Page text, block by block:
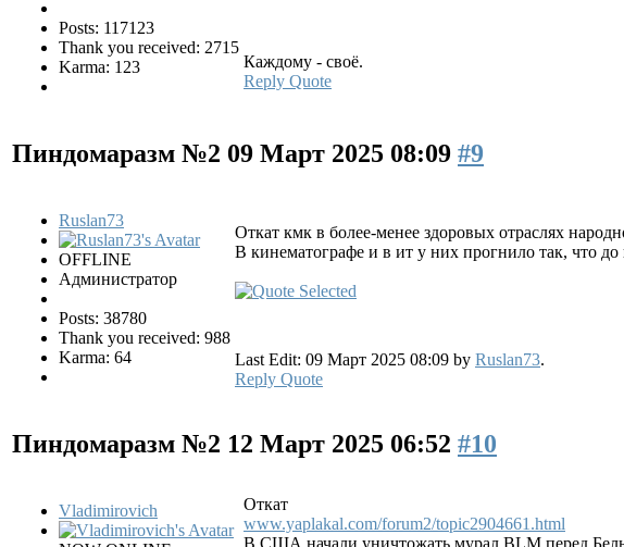
Posts: 117123
Thank you received: 2715
Karma: 123
Каждому - своё.
Reply Quote
Пиндомаразм №2 09 Март 2025 08:09 #9
Ruslan73
OFFLINE
Администратор
Posts: 38780
Thank you received: 988
Karma: 64
Откат кмк в более-менее здоровых отраслях
В кинематографе и в ит у них прогнило так, что
Last Edit: 09 Март 2025 08:09 by Ruslan73.
Reply Quote
Пиндомаразм №2 12 Март 2025 06:52 #10
Vladimirovich
Откат
www.yaplakal.com/forum2/topic2904661.html
В США начали уничтожать мурал BLM перед